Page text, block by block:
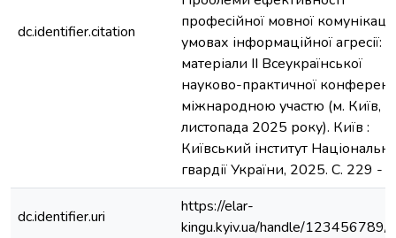
dc.identifier.citation
професійної мовної
умовах інформаційної агресії:
матеріали ІІ Всеукраїнської
науково-практичної
міжнародною участю (м. Київ,
листопада 2025 року). Київ :
Київський інститут
гвардії України, 2025. C. 229 -
dc.identifier.uri
https://elar-
kingu.kyiv.ua/handle/123456789/